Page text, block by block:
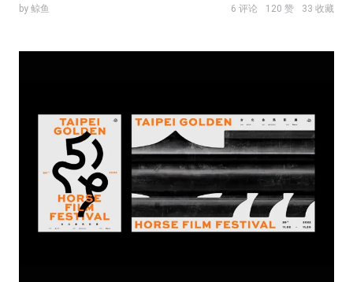
by 鲸鱼 6 评论 120 赞 33 收藏